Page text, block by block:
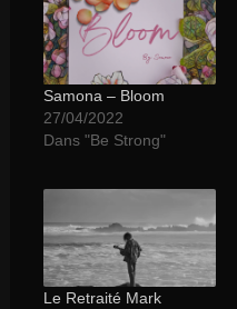
Samona – Bloom
27/04/2022
Dans "Be Strong"
Le Retraité Mark